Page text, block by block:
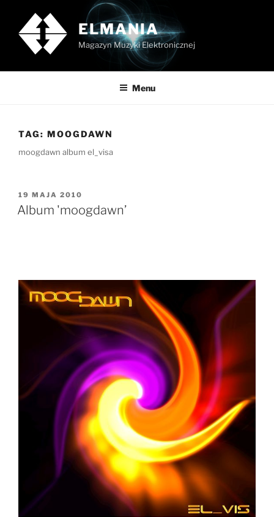
treści
ELMANIA
Magazyn Muzyki Elektronicznej
Menu
TAG: MOOGDAWN
moogdawn album el_visa
OPUBLIKOWANE
W
19 MAJA 2010
Album 'moogdawn’